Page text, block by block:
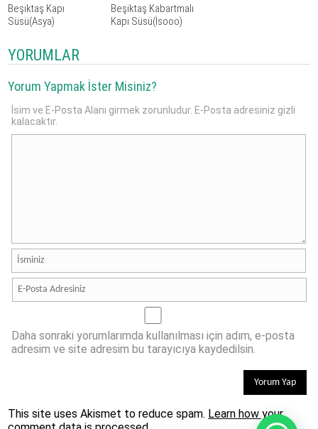
Beşiktaş Kapı
Süsü(Asya)
Beşiktaş Kabartmalı
Kapı Süsü(İsooo)
YORUMLAR
Yorum Yapmak İster Misiniz?
İsim ve E-Posta Alanı girmek zorunludur. E-Posta adresiniz gizli
kalacaktır.
Daha sonraki yorumlarımda kullanılması için adım, e-posta
adresim ve site adresim bu tarayıcıya kaydedilsin.
This site uses Akismet to reduce spam. Learn how your